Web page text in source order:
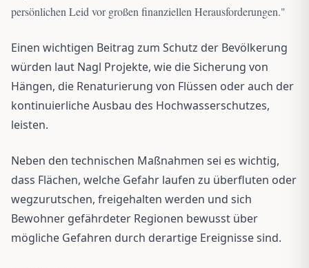
persönlichen Leid vor großen finanziellen Herausforderungen."
Einen wichtigen Beitrag zum Schutz der Bevölkerung
würden laut Nagl Projekte, wie die Sicherung von
Hängen, die Renaturierung von Flüssen oder auch der
kontinuierliche Ausbau des Hochwasserschutzes,
leisten.
Neben den technischen Maßnahmen sei es wichtig,
dass Flächen, welche Gefahr laufen zu überfluten oder
wegzurutschen, freigehalten werden und sich
Bewohner gefährdeter Regionen bewusst über
mögliche Gefahren durch derartige Ereignisse sind.